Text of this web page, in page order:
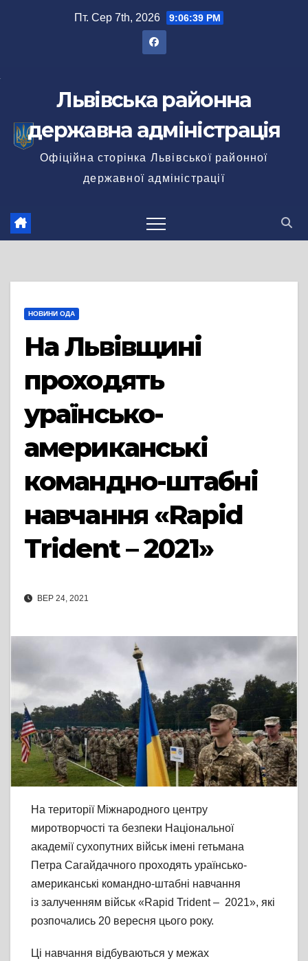
Пт. Сер 7th, 2026 9:06:40 PM
Львівська районна
державна адміністрація
Офіційна сторінка Львівської районної
державної адміністрації
НОВИНИ ОДА
На Львівщині
проходять
ураїнсько-
американські
командно-штабні
навчання «Rapid
Trident – 2021»
ВЕР 24, 2021
На території Міжнародного центру
миротворчості та безпеки Національної
академії сухопутних військ імені гетьмана
Петра Сагайдачного проходять ураїнсько-
американські командно-штабні навчання
із залученням військ «Rapid Trident – 2021», які
розпочались 20 вересня цього року.
Ці навчання відбуваються у межах